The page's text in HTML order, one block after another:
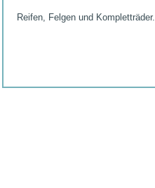
Reifen, Felgen und Kompletträder.